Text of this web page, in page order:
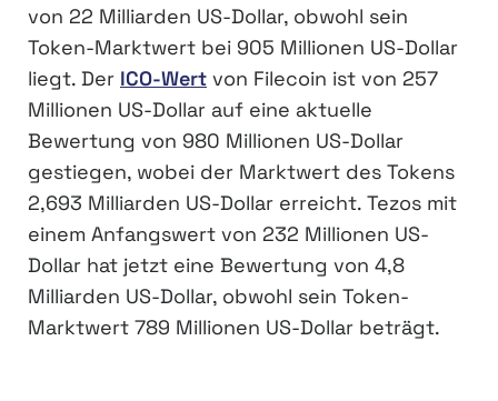
von 22 Milliarden US-Dollar, obwohl sein
Token-Marktwert bei 905 Millionen US-Dollar
liegt. Der ICO-Wert von Filecoin ist von 257
Millionen US-Dollar auf eine aktuelle
Bewertung von 980 Millionen US-Dollar
gestiegen, wobei der Marktwert des Tokens
2,693 Milliarden US-Dollar erreicht. Tezos mit
einem Anfangswert von 232 Millionen US-
Dollar hat jetzt eine Bewertung von 4,8
Milliarden US-Dollar, obwohl sein Token-
Marktwert 789 Millionen US-Dollar beträgt.